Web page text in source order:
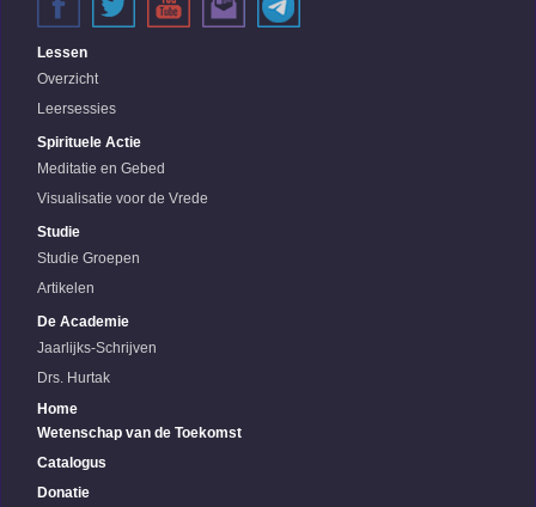
Lessen
Overzicht
Leersessies
Spirituele Actie
Meditatie en Gebed
Visualisatie voor de Vrede
Studie
Studie Groepen
Artikelen
De Academie
Jaarlijks-Schrijven
Drs. Hurtak
Home
Wetenschap van de Toekomst
Catalogus
Donatie